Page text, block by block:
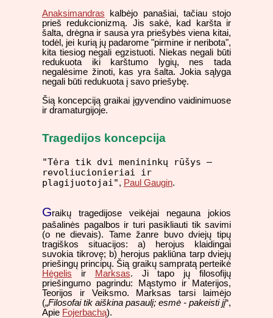
Anaksimandras kalbėjo panašiai, tačiau stojo
prieš redukcionizmą. Jis sakė, kad karšta ir
šalta, drėgna ir sausa yra priešybės viena kitai,
todėl, jei kurią jų padarome "pirmine ir neribota",
kita tiesiog negali egzistuoti. Niekas negali būti
redukuota iki karštumo lygių, nes tada
negalėsime žinoti, kas yra šalta. Jokia sąlyga
negali būti redukuota į savo priešybę.
Šią koncepciją graikai įgyvendino vaidinimuose
ir dramaturgijoje.
Tragedijos koncepcija
"Tėra tik dvi menininkų rūšys –
revoliucionieriai ir
plagijuotojai", Paul Gaugin.
Graikų tragedijose veikėjai negauna jokios
pašalinės pagalbos ir turi pasikliauti tik savimi
(o ne dievais). Tame žanre buvo dviejų tipų
tragiškos situacijos: a) herojus klaidingai
suvokia tikrovę; b) herojus pakliūna tarp dviejų
priešingų principų. Šią graikų sampratą perteikė
Hėgelis ir Marksas. Ji tapo jų filosofijų
priešingumo pagrindu: Mąstymo ir Materijos,
Teorijos ir Veiksmo. Marksas tarsi laimėjo
(„Filosofai tik aiškina pasaulį; esmė - pakeisti jį“,
Apie Fojerbachą).